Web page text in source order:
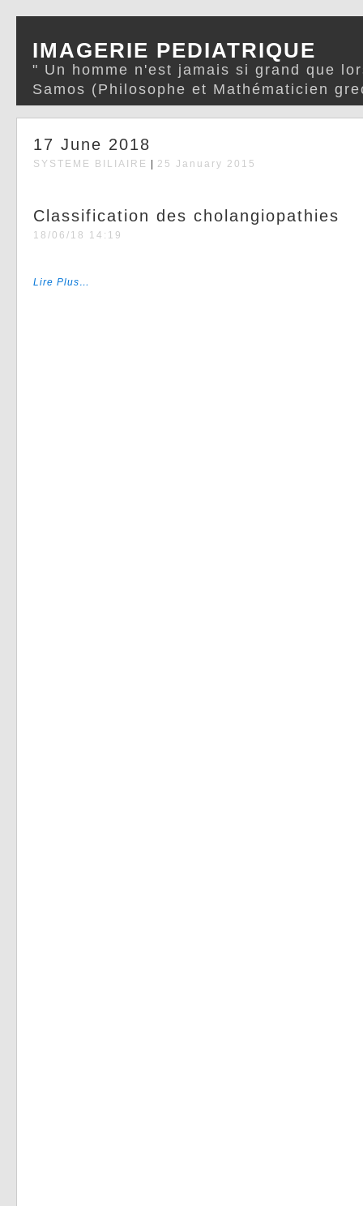
IMAGERIE PEDIATRIQUE
" Un homme n'est jamais si grand que
Samos (Philosophe et Mathématicien
17 June 2018
SYSTEME BILIAIRE 25 January 2015
Classification des cholangiopathies
18/06/18 14:19
Lire Plus…